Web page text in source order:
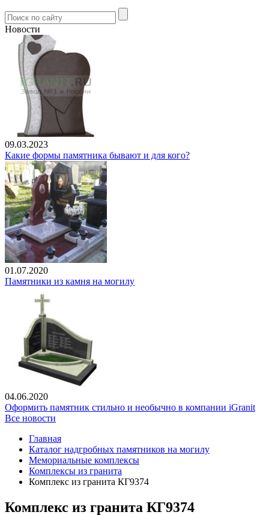
Новости
09.03.2023
Какие формы памятника бывают и для кого?
01.07.2020
Памятники из камня на могилу
04.06.2020
Оформить памятник стильно и необычно в компании iGranit
Все новости
Главная
Каталог надгробных памятников на могилу
Мемориальные комплексы
Комплексы из гранита
Комплекс из гранита КГ9374
Комплекс из гранита КГ9374